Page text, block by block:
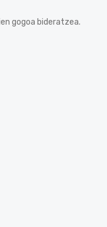
gogoa bideratzea.